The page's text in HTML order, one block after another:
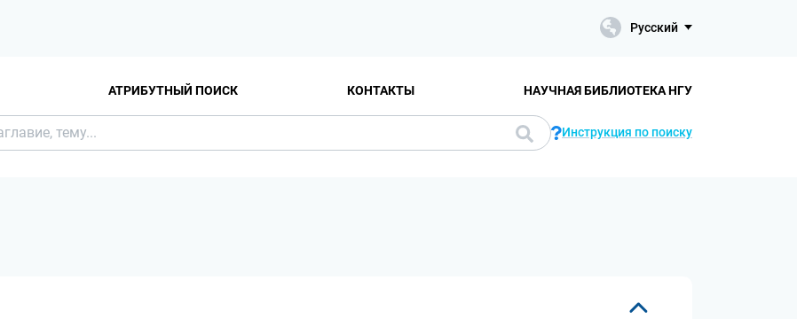
Русский
АТРИБУТНЫЙ ПОИСК КОНТАКТЫ НАУЧНАЯ БИБЛИОТЕКА НГУ
Инструкция по поиску